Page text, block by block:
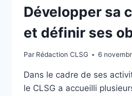
Développer sa
et définir ses
Par Rédaction CLSG 6
Dans le cadre de ses
le CLSG a accueilli